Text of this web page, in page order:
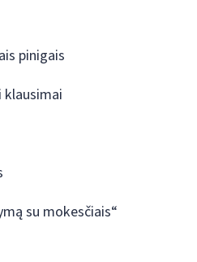
pinigais
klausimai
su mokesčiais“